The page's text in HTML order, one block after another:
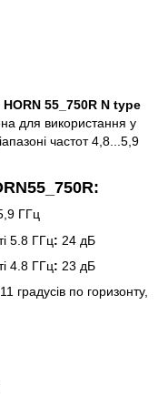
55_750R N type
для використання у
частот 4,8...5,9
ГГц
5.8 ГГц: 24 дБ
4.8 ГГц: 23 дБ
11 градусів по горизонту,